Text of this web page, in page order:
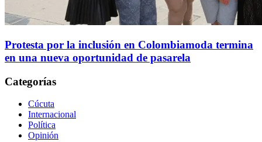
Protesta por la inclusión en Colombiamoda termina
en una nueva oportunidad de pasarela
Categorías
Cúcuta
Internacional
Política
Opinión